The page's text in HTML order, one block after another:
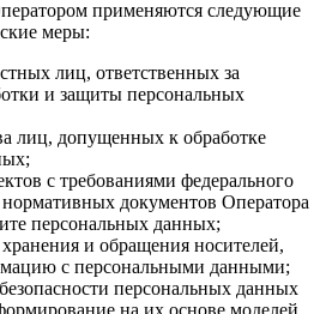
применяются следующие
меры:
лиц, ответственных за
и защиты персональных
лиц, допущенных к обработке
с требованиями федерального
нормативных документов Оператора
персональных данных;
и обращения носителей,
с персональными данными;
персональных данных